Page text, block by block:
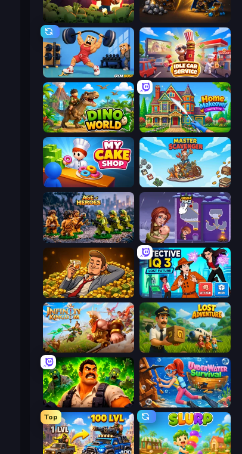
Zombie Road Gothic Story RPG
Gym Boss Idle Car Service: Tycoon
Dino World Home Makeover Cleaning Game
My Cake Shop Master Scavenger
Age of Heroes Home Pin 2
Idle Billionaire Tycoon Detective IQ 3
Infinity Kingdom Lost Adventure
Zombie Lab Escape Underwater Survival
Top